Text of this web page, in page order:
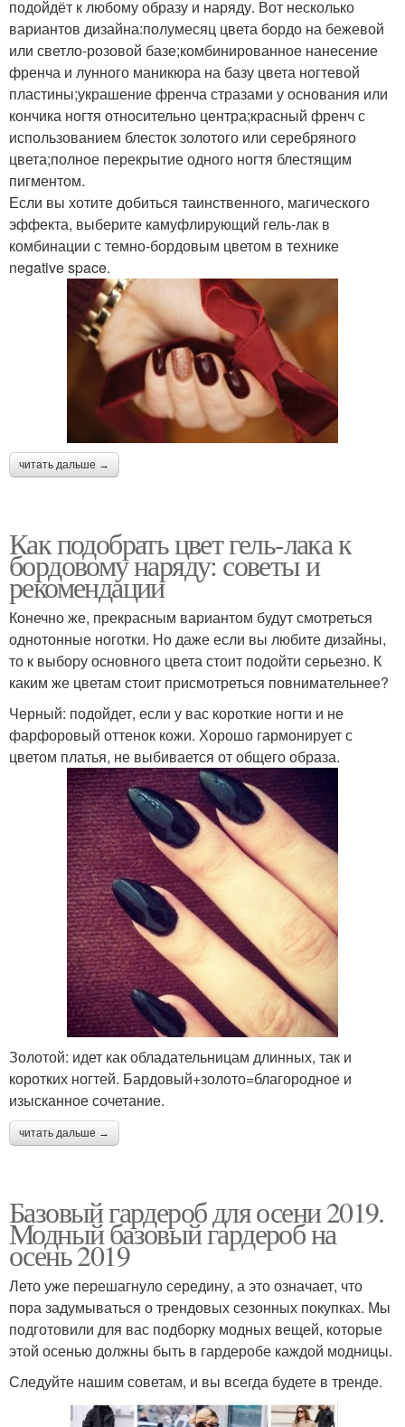
подойдёт к любому образу и наряду. Вот несколько
вариантов дизайна:полумесяц цвета бордо на бежевой
или светло-розовой базе;комбинированное нанесение
френча и лунного маникюра на базу цвета ногтевой
пластины;украшение френча стразами у основания или
кончика ногтя относительно центра;красный френч с
использованием блесток золотого или серебряного
цвета;полное перекрытие одного ногтя блестящим
пигментом.
Если вы хотите добиться таинственного, магического
эффекта, выберите камуфлирующий гель-лак в
комбинации с темно-бордовым цветом в технике
negative space.
читать дальше →
Как подобрать цвет гель-лака к
бордовому наряду: советы и
рекомендации
Конечно же, прекрасным вариантом будут смотреться
однотонные ноготки. Но даже если вы любите дизайны,
то к выбору основного цвета стоит подойти серьезно. К
каким же цветам стоит присмотреться повнимательнее?
Черный: подойдет, если у вас короткие ногти и не
фарфоровый оттенок кожи. Хорошо гармонирует с
цветом платья, не выбивается от общего образа.
Золотой: идет как обладательницам длинных, так и
коротких ногтей. Бардовый+золото=благородное и
изысканное сочетание.
читать дальше →
Базовый гардероб для осени 2019.
Модный базовый гардероб на
осень 2019
Лето уже перешагнуло середину, а это означает, что
пора задумываться о трендовых сезонных покупках. Мы
подготовили для вас подборку модных вещей, которые
этой осенью должны быть в гардеробе каждой модницы.
Следуйте нашим советам, и вы всегда будете в тренде.